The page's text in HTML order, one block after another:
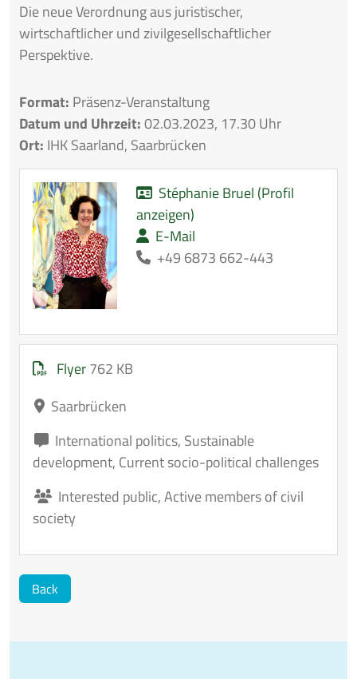
Die neue Verordnung aus juristischer,
wirtschaftlicher und zivilgesellschaftlicher
Perspektive.
Format: Präsenz-Veranstaltung
Datum und Uhrzeit:02.03.2023, 17.30 Uhr
Ort: IHK Saarland, Saarbrücken
Stéphanie Bruel (Profil
anzeigen)
E-Mail
+49 6873 662-443
Flyer762 KB
Saarbrücken
International politics, Sustainable
development, Current socio-political challenges
Interested public,Active members of civil
society
Back